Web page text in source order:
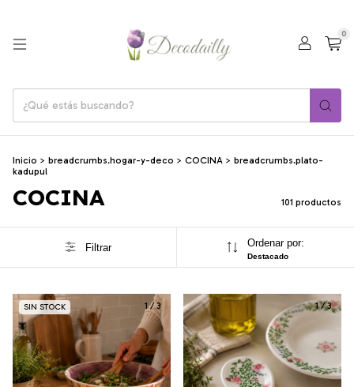
0
Inicio > breadcrumbs.hogar-y-deco > COCINA > breadcrumbs.plato-
kadupul
COCINA 101 productos
Filtrar Ordenar por:
Destacado
1/3
SIN STOCK 1/3